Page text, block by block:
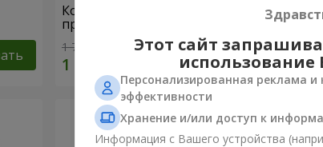
Композиция "Нежное
прикосновение"
1 777 грн Заказать
Этот сайт
Персонализированная реклама
эффективности
Хранение и/или доступ к
Информация с Вашего устройства